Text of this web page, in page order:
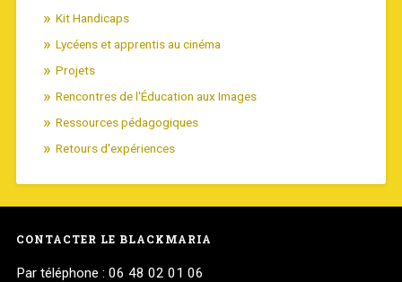
Kit Handicaps
Lycéens et apprentis au cinéma
Projets
Rencontres de l'Éducation aux Images
Ressources pédagogiques
Retours d'expériences
CONTACTER LE BLACKMARIA
Par téléphone : 06 48 02 01 06